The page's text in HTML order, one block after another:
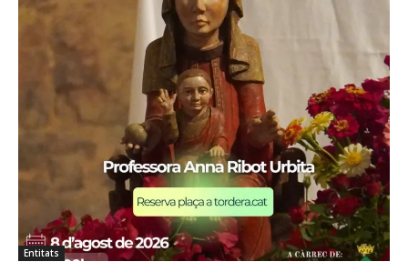
Entitats